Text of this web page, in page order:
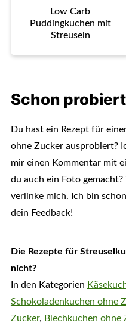
Low Carb
Puddingkuchen mit
Streuseln
Schon
Du hast ein Rezept für
ohne Zucker ausprobiert?
mir einen Kommentar mit
du auch ein Foto gemacht?
verlinke mich. Ich bin
dein Feedback!
Die Rezepte für
nicht?
In den Kategorien
Schokoladenkuchen ohne
Zucker, Blechkuchen ohne